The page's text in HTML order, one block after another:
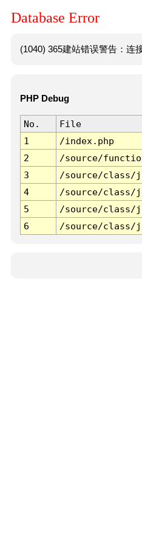
Database Error
(1040) 365建站错误警告：连
PHP Debug
No. File
1
/index.php
2
/source/
3
/source/class/
4
/source/class/
5
/source/class/
6
/source/class/